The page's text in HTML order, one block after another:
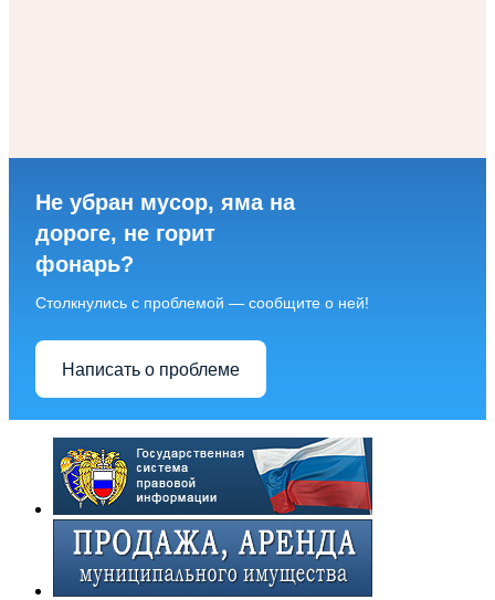
Не убран мусор, яма на
дороге, не горит
фонарь?
Столкнулись с проблемой — сообщите о ней!
Написать о проблеме